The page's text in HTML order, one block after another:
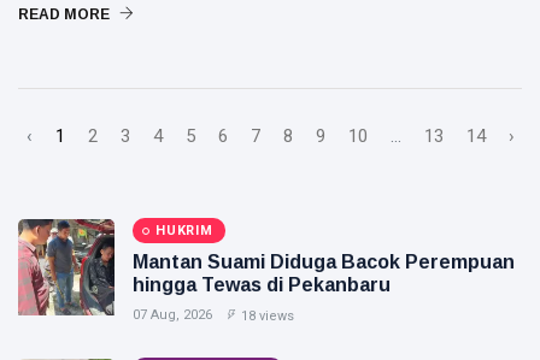
READ MORE
‹ 1 2 3 4 5 6 7 8 9 10 ... 13 14 ›
HUKRIM
Mantan Suami Diduga Bacok Perempuan
hingga Tewas di Pekanbaru
07 Aug, 2026 18 views